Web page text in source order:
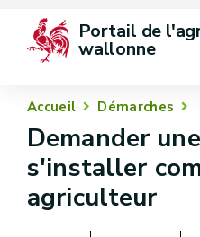
Portail de
wallonne
Accueil Démarches
Demander
s'installer
agriculteur